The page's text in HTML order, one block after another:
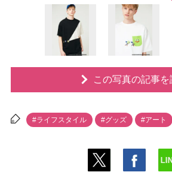
この写真の記事を
#ライフスタイル #グッズ #アート